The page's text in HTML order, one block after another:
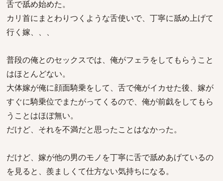
舌で舐め始めた。
カリ首にまとわりつくような舌使いで、丁寧に舐め上げて
行く嫁、、、
普段の俺とのセックスでは、俺がフェラをしてもらうこと
はほとんどない。
大体嫁が俺に顔面騎乗をして、舌で俺がイカせた後、嫁が
すぐに騎乗位でまたがってくるので、俺が前戯をしてもら
うことはほぼ無い。
だけど、それを不満だと思ったことはなかった。
だけど、嫁が他の男のモノを丁寧に舌で舐めあげているの
を見ると、羨ましくて仕方ない気持ちになる。